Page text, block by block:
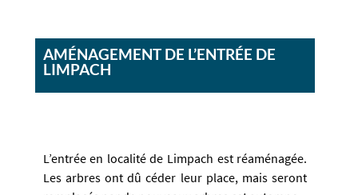
AMÉNAGEMENT DE L’ENTRÉE DE
LIMPACH
L’entrée en localité de Limpach est réaménagée.
Les arbres ont dû céder leur place, mais seront